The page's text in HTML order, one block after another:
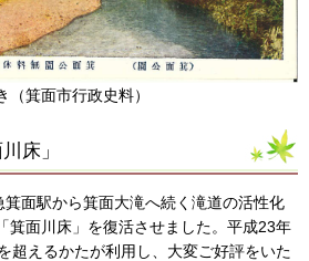
箕面市行政史料）
床」
面駅から箕面大滝へ続く滝道の活性化
箕面川床」を復活させました。平成23年
超えるかたが利用し、大変ご好評をいた